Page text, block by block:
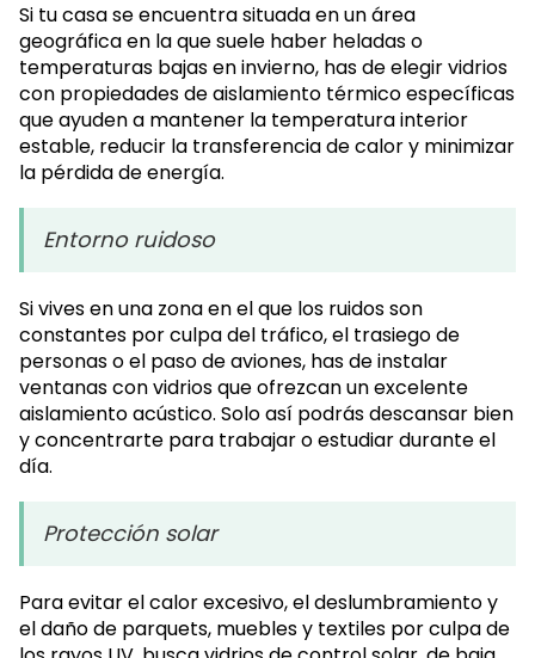
Si tu casa se encuentra situada en un área
geográfica en la que suele haber heladas o
temperaturas bajas en invierno, has de elegir vidrios
con propiedades de aislamiento térmico específicas
que ayuden a mantener la temperatura interior
estable, reducir la transferencia de calor y minimizar
la pérdida de energía.
Entorno ruidoso
Si vives en una zona en el que los ruidos son
constantes por culpa del tráfico, el trasiego de
personas o el paso de aviones, has de instalar
ventanas con vidrios que ofrezcan un excelente
aislamiento acústico. Solo así podrás descansar bien
y concentrarte para trabajar o estudiar durante el
día.
Protección solar
Para evitar el calor excesivo, el deslumbramiento y
el daño de parquets, muebles y textiles por culpa de